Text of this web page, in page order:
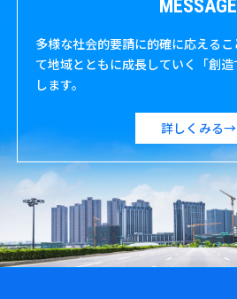
MESSAGE
多様な社会的要請に的確に応えるこ
て地域とともに成長していく
「創
します。
詳しくみる→